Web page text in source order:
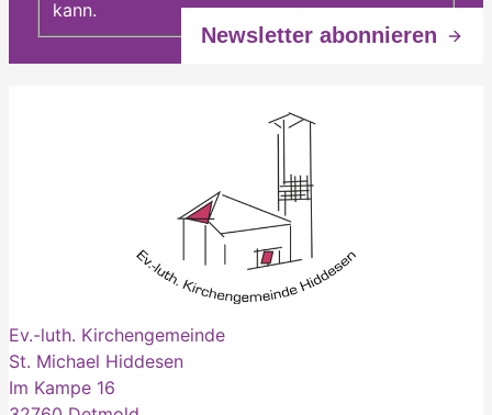
kann.
Ev.-luth. Kirchengemeinde
St. Michael Hiddesen
Im Kampe 16